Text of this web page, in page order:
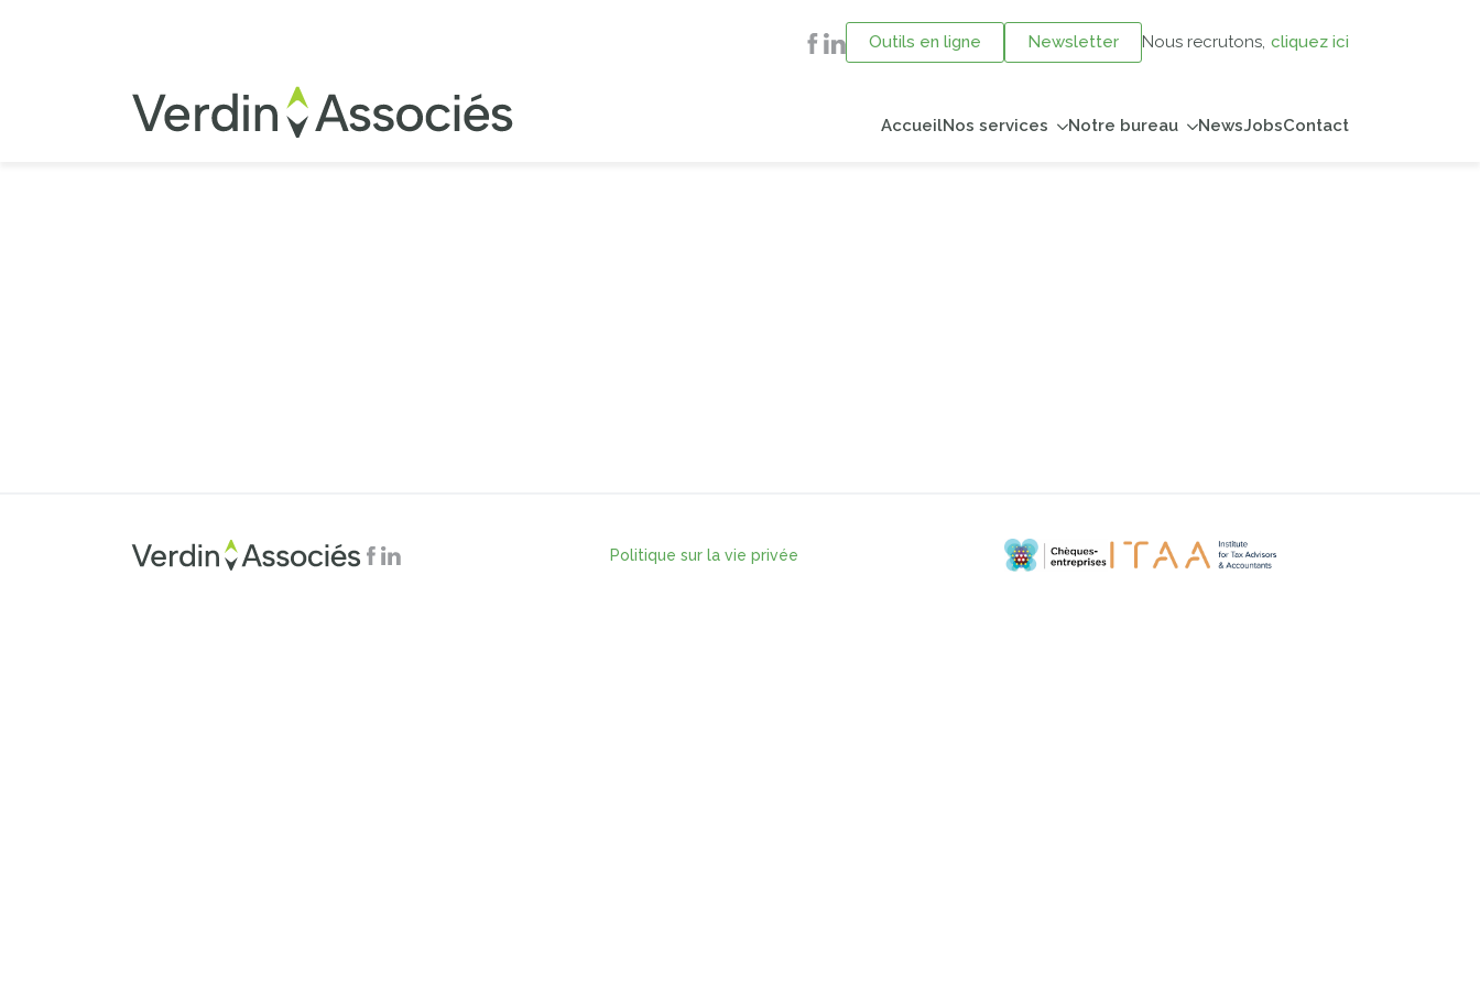
Outils en ligne Newsletter Nous recrutons, cliquez ici
AccueilNos services Notre bureau NewsJobsContact
Politique sur la vie privée